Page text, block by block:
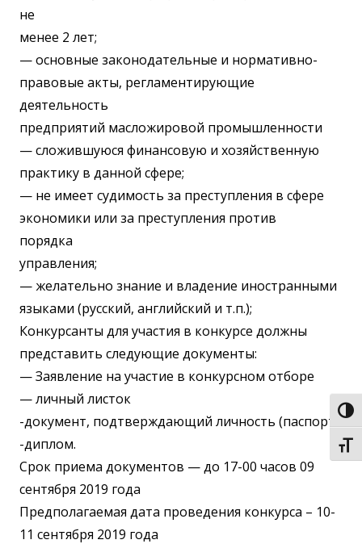
не
менее 2 лет;
— основные законодательные и нормативно-
правовые акты, регламентирующие
деятельность
предприятий масложировой промышленности
— сложившуюся финансовую и хозяйственную
практику в данной сфере;
— не имеет судимость за преступления в сфере
экономики или за преступления против
порядка
управления;
— желательно знание и владение иностранными
языками (русский, английский и т.п.);
Конкурсанты для участия в конкурсе должны
представить следующие документы:
— Заявление на участие в конкурсном отборе
— личный листок
-документ, подтверждающий личность (паспорт)
-диплом.
Срок приема документов — до 17-00 часов 09
сентября 2019 года
Предполагаемая дата проведения конкурса – 10-
11 сентября 2019 года